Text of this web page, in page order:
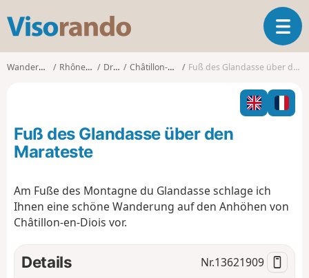
s
o
o
T
o
l
n
t
n
Wanderungen Rhône-Alpes Drôme Châtillon-en-Diois Fuß des Glandasse über den Marateste
Fuß des Glandasse über den
Marateste
Am Fuße des Montagne du Glandasse schlage ich
Ihnen eine schöne Wanderung auf den Anhöhen von
Châtillon-en-Diois vor.
Details Nr.13621909